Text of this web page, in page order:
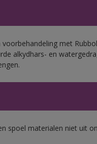
met
alkydhars- en
spoel materialen niet uit